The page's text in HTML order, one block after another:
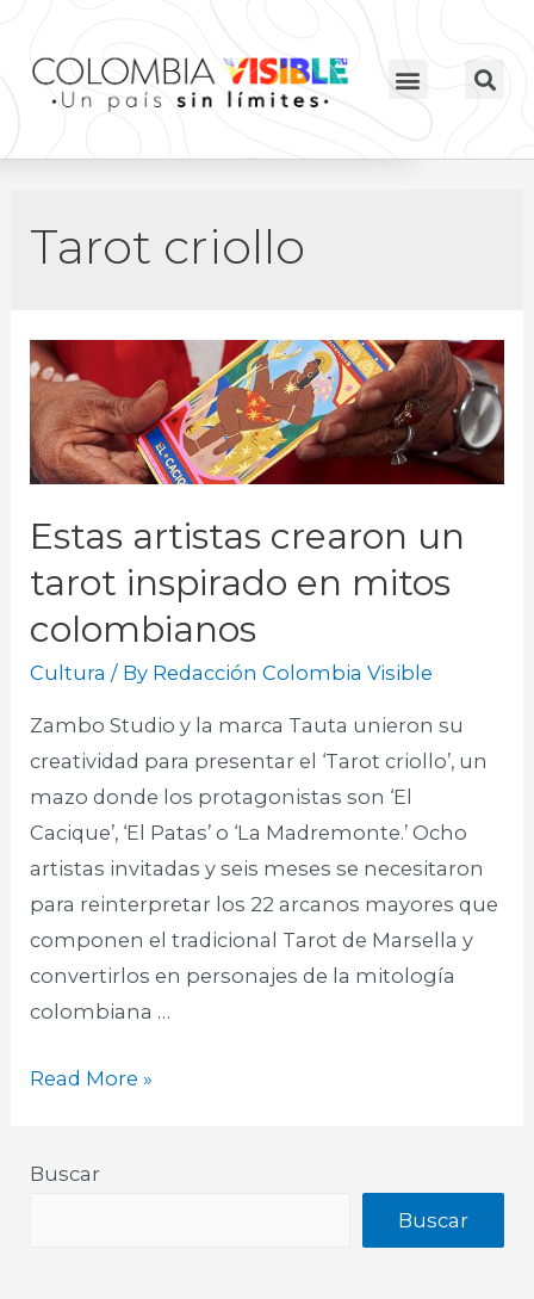
Tarot criollo
Estas artistas crearon un
tarot inspirado en mitos
colombianos
Cultura / By Redacción Colombia Visible
Zambo Studio y la marca Tauta unieron su
creatividad para presentar el ‘Tarot criollo’, un
mazo donde los protagonistas son ‘El
Cacique’, ‘El Patas’ o ‘La Madremonte.’ Ocho
artistas invitadas y seis meses se necesitaron
para reinterpretar los 22 arcanos mayores que
componen el tradicional Tarot de Marsella y
convertirlos en personajes de la mitología
colombiana …
Read More »
Buscar
Buscar